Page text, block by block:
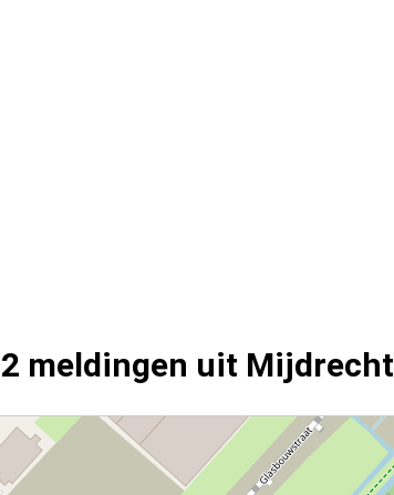
meldingen uit Mijdrecht